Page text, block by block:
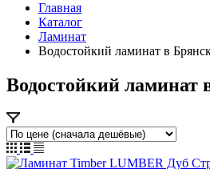
Главная
Каталог
Ламинат
Водостойкий ламинат в
Водостойкий ламинат